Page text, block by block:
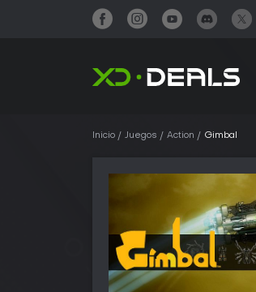
Inicio Juegos Action Gimbal